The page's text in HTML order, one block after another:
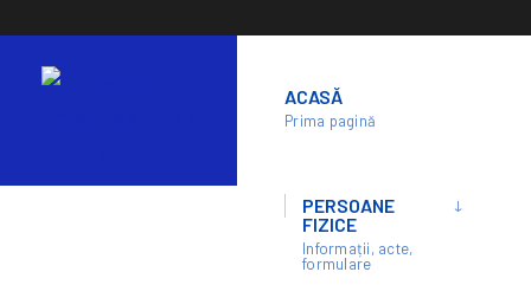
ACASĂ
Prima pagină
PERSOANE
FIZICE
Informații, acte,
formulare